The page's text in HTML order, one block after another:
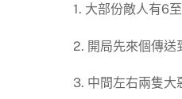
1. 大部份敵人有6
2. 開局先來個傳送
3. 中間左右兩隻大